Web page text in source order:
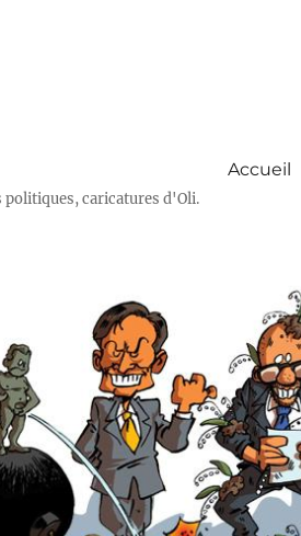
caricatures d'Oli.
Accueil